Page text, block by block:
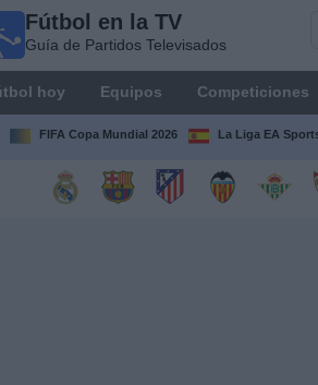
Fútbol en la TV
Guía de Partidos Televisados
hoy Equipos Competiciones
FIFA Copa Mundial 2026 La Liga EA